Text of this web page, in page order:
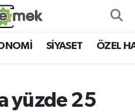
SİYASET ÖZEL
yüzde 25